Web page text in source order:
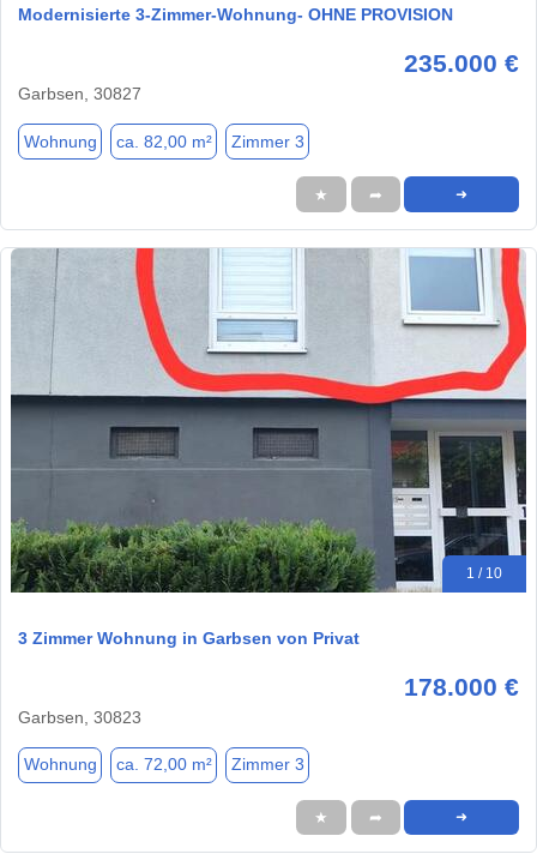
Modernisierte 3-Zimmer-Wohnung- OHNE PROVISION
235.000 €
Garbsen, 30827
Wohnung ca. 82,00 m² Zimmer 3
★ ➦ ➜
1 / 10
3 Zimmer Wohnung in Garbsen von Privat
178.000 €
Garbsen, 30823
Wohnung ca. 72,00 m² Zimmer 3
★ ➦ ➜